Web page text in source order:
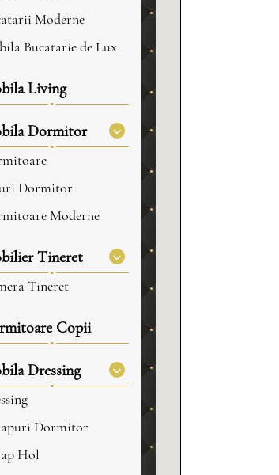
Moderne
Bucatarie de Lux
Living
Dormitor
Dormitor
Moderne
Tineret
Tineret
Copii
Dressing
Dormitor
Hol